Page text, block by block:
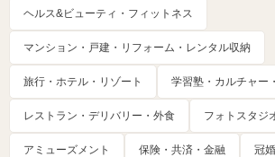
ヘルス&ビューティ・フィットネス
マンション・戸建・リフォーム・レンタル収納
旅行・ホテル・リゾート 学習塾・カルチャー
レストラン・デリバリー・外食 フォトスタジ
アミューズメント 保険・共済・金融 冠